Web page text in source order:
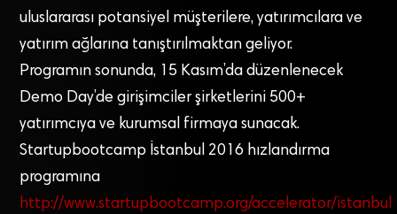
uluslararası potansiyel müşterilere, yatırımcılara ve
yatırım ağlarına tanıştırılmaktan geliyor.
Programın sonunda, 15 Kasım’da düzenlenecek
Demo Day’de girişimciler şirketlerini 500+
yatırımcıya ve kurumsal firmaya sunacak.
Startupbootcamp İstanbul 2016 hızlandırma
programına
http://www.startupbootcamp.org/accelerator/istanbul